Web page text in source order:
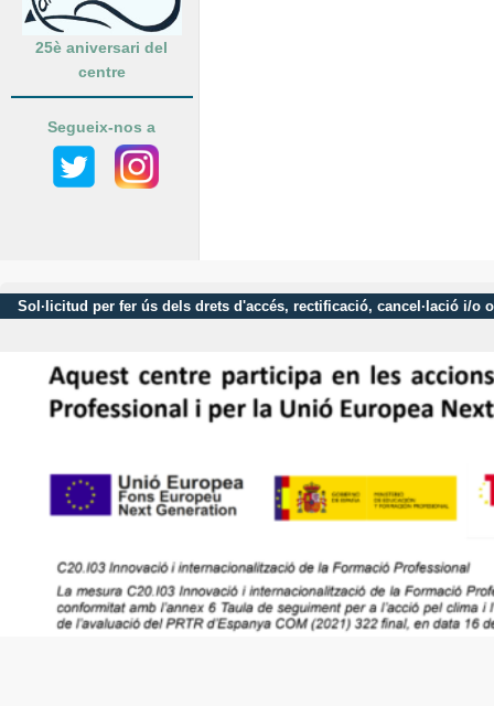
25è aniversari del
centre
Segueix-nos a
Sol·licitud per fer ús dels drets d'accés, rectificació, cancel·lació i/